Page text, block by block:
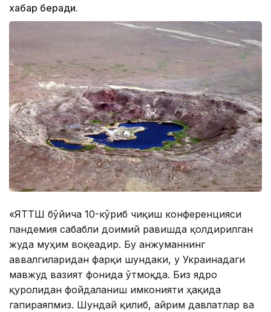
хабар беради.
«ЯҚТТШ бўйича 10-кўриб чиқиш конференцияси
пандемия сабабли доимий равишда қолдирилган
жуда муҳим воқеадир. Бу анжуманнинг
аввалгиларидан фарқи шундаки, у Украинадаги
мавжуд вазият фонида ўтмоқда. Биз ядро
қуролидан фойдаланиш имконияти ҳақида
гапираяпмиз. Шундай қилиб, айрим давлатлар ва